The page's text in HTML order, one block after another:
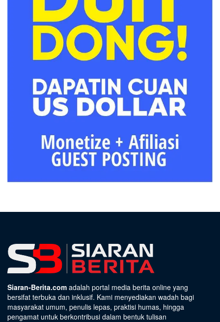
Siaran-Berita.com adalah portal media berita online yang
bersifat terbuka dan inklusif. Kami menyediakan wadah bagi
masyarakat umum, penulis lepas, praktisi humas, hingga
pengamat untuk berkontribusi dalam bentuk tulisan